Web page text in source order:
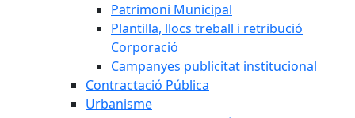
Patrimoni Municipal
Plantilla, llocs treball i retribució
Corporació
Campanyes publicitat institucional
Contractació Pública
Urbanisme